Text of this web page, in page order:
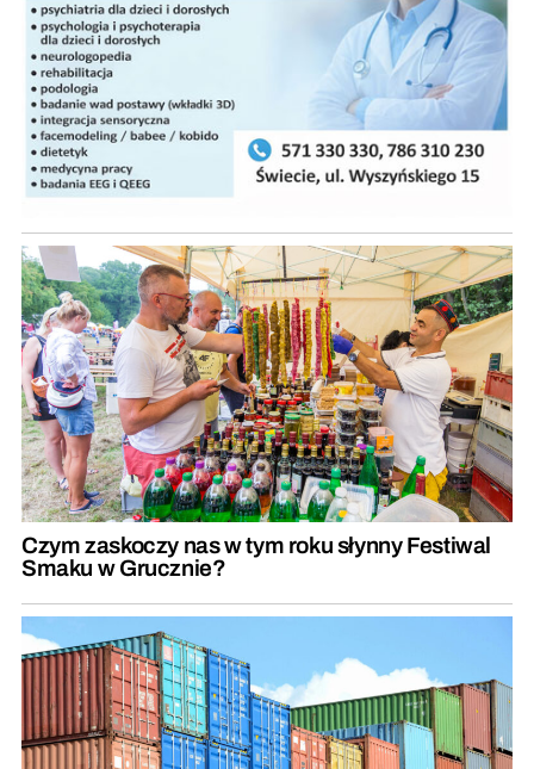
Czym zaskoczy nas w tym roku słynny Festiwal
Smaku w Grucznie?